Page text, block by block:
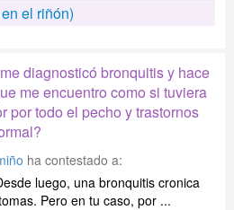
el riñón)
diagnosticó bronquitis y hace
me encuentro como si tuviera
por todo el pecho y trastornos
ha contestado a:
luego, una bronquitis cronica
Pero en tu caso, por ...